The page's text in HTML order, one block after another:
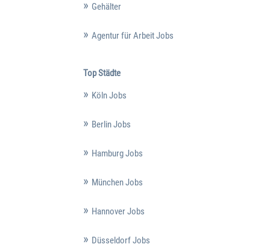
Gehälter
Agentur für Arbeit Jobs
Top Städte
Köln Jobs
Berlin Jobs
Hamburg Jobs
München Jobs
Hannover Jobs
Düsseldorf Jobs